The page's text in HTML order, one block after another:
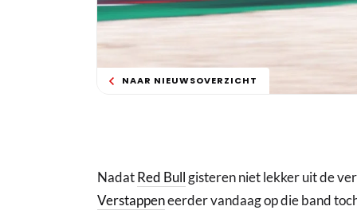
NAAR NIEUWSOVERZICHT
NadatRed Bullgisteren niet lekker uit de
Verstappeneerder vandaag op die band